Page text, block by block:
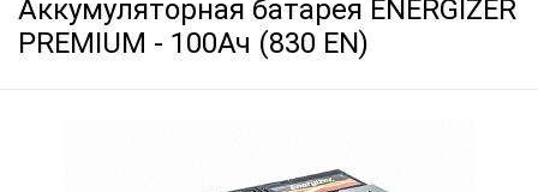
Аккумуляторная батарея ENERGIZER
PREMIUM - 100Ач (830 EN)